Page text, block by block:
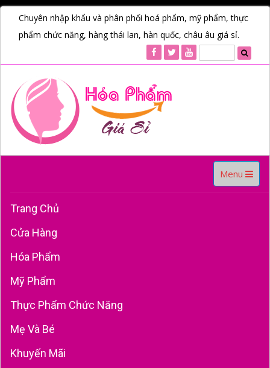
Chuyên nhập khẩu và phân phối hoá phẩm, mỹ phẩm, thực
phẩm chức năng, hàng thái lan, hàn quốc, châu âu giá sỉ.
Toggle
navigation
Menu
Trang Chủ
Cửa Hàng
Hóa Phẩm
Mỹ Phẩm
Thực Phẩm Chức Năng
Mẹ Và Bé
Khuyến Mãi